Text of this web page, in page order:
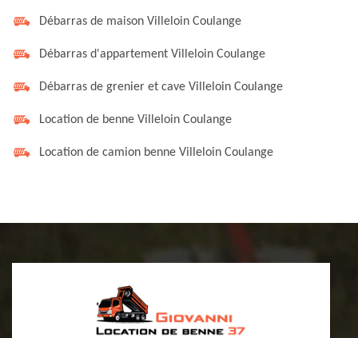
Débarras de maison Villeloin Coulange
Débarras d'appartement Villeloin Coulange
Débarras de grenier et cave Villeloin Coulange
Location de benne Villeloin Coulange
Location de camion benne Villeloin Coulange